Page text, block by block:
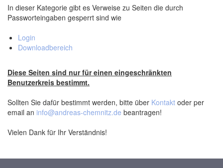
In dieser Kategorie gibt es Verweise zu Seiten die durch
Passworteingaben gesperrt sind wie
Login
Downloadbereich
Diese Seiten sind nur für einen eingeschränkten
Benutzerkreis bestimmt.
Sollten Sie dafür bestimmt werden, bitte über Kontakt oder per
email an info@andreas-chemnitz.de beantragen!
Vielen Dank für Ihr Verständnis!